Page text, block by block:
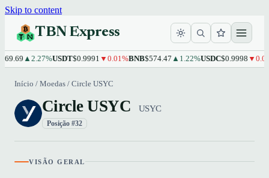
Skip to content
TBN Express
▲2.27%USDT$0.9991▼0.01%BNB$574.47▲1.22%USDC$0.9998
Início / Moedas / Circle USYC
Circle USYC USYC
Posição #32
VISÃO GERAL